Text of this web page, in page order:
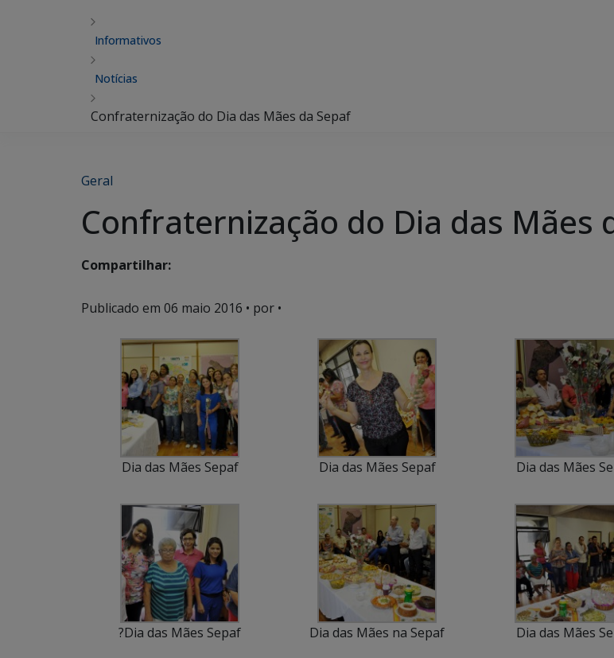
Informativos
Notícias
Confraternização do Dia das Mães da Sepaf
Geral
Confraternização do Dia das Mães
Compartilhar:
Publicado em 06 maio 2016 • por •
Dia das Mães Sepaf Dia das Mães Sepaf Dia das Mães
?Dia das Mães Sepaf Dia das Mães na Sepaf Dia das Mães